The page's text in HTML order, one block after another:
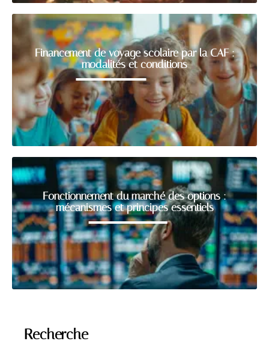
Financement de voyage scolaire par la CAF :
modalités et conditions
Fonctionnement du marché des options :
mécanismes et principes essentiels
Recherche